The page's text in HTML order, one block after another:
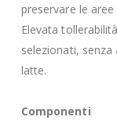
preservare le
Elevata
selezionati,
latte.
Componenti